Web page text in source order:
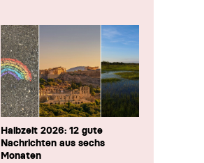
Halbzeit 2026: 12 gute
Nachrichten aus sechs
Monaten